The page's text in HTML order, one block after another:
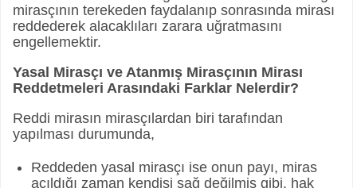
mirasçının terekeden faydalanıp sonrasında mirası
reddederek alacaklıları zarara uğratmasını
engellemektir.
Yasal Mirasçı ve Atanmış Mirasçının Mirası
Reddetmeleri Arasındaki Farklar Nelerdir?
Reddi mirasın mirasçılardan biri tarafından
yapılması durumunda,
Reddeden yasal mirasçı ise onun payı, miras
açıldığı zaman kendisi sağ değilmiş gibi, hak